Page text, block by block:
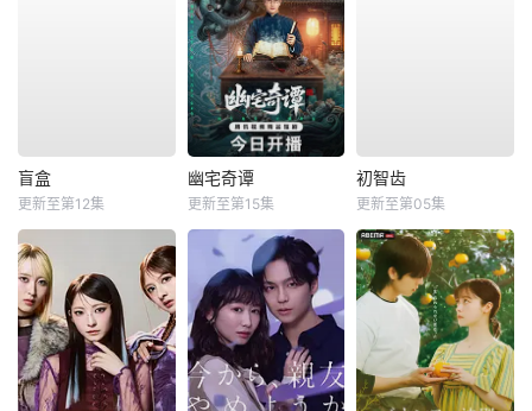
盲盒
更新至第12集
幽宅奇谭
更新至第15集
初智齿
更新至第05集